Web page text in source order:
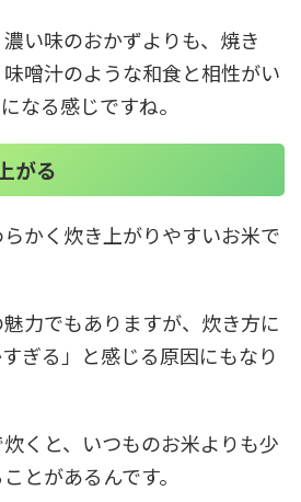
い味のおかずよりも、焼き
噌汁のような和食と相性がい
なる感じですね。
がる
かく炊き上がりやすいお米で
力でもありますが、炊き方に
ぎる」と感じる原因にもなり
くと、いつものお米よりも少
とがあるんです。